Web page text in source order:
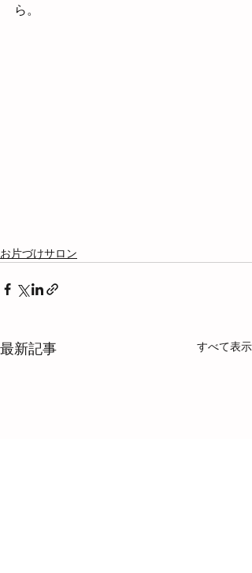
ら。
お片づけサロン
最新記事 すべて表示